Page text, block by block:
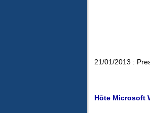
21/01/2013 :
Hôte Microsoft